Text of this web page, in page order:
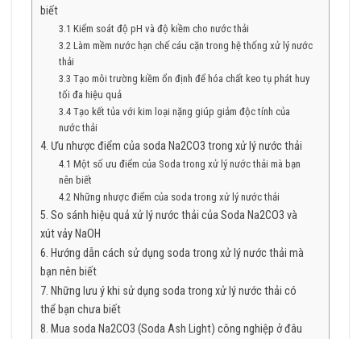
biết
3.1 Kiểm soát độ pH và độ kiềm cho nước thải
3.2 Làm mềm nước hạn chế cáu cặn trong hệ thống xử lý nước
thải
3.3 Tạo môi trường kiềm ổn định để hóa chất keo tụ phát huy
tối đa hiệu quả
3.4 Tạo kết tủa với kim loại nặng giúp giảm độc tính của
nước thải
4. Ưu nhược điểm của soda Na2CO3 trong xử lý nước thải
4.1 Một số ưu điểm của Soda trong xử lý nước thải mà bạn
nên biết
4.2 Những nhược điểm của soda trong xử lý nước thải
5. So sánh hiệu quả xử lý nước thải của Soda Na2CO3 và
xút vảy NaOH
6. Hướng dẫn cách sử dụng soda trong xử lý nước thải mà
bạn nên biết
7. Những lưu ý khi sử dụng soda trong xử lý nước thải có
thể bạn chưa biết
8. Mua soda Na2CO3 (Soda Ash Light) công nghiệp ở đâu